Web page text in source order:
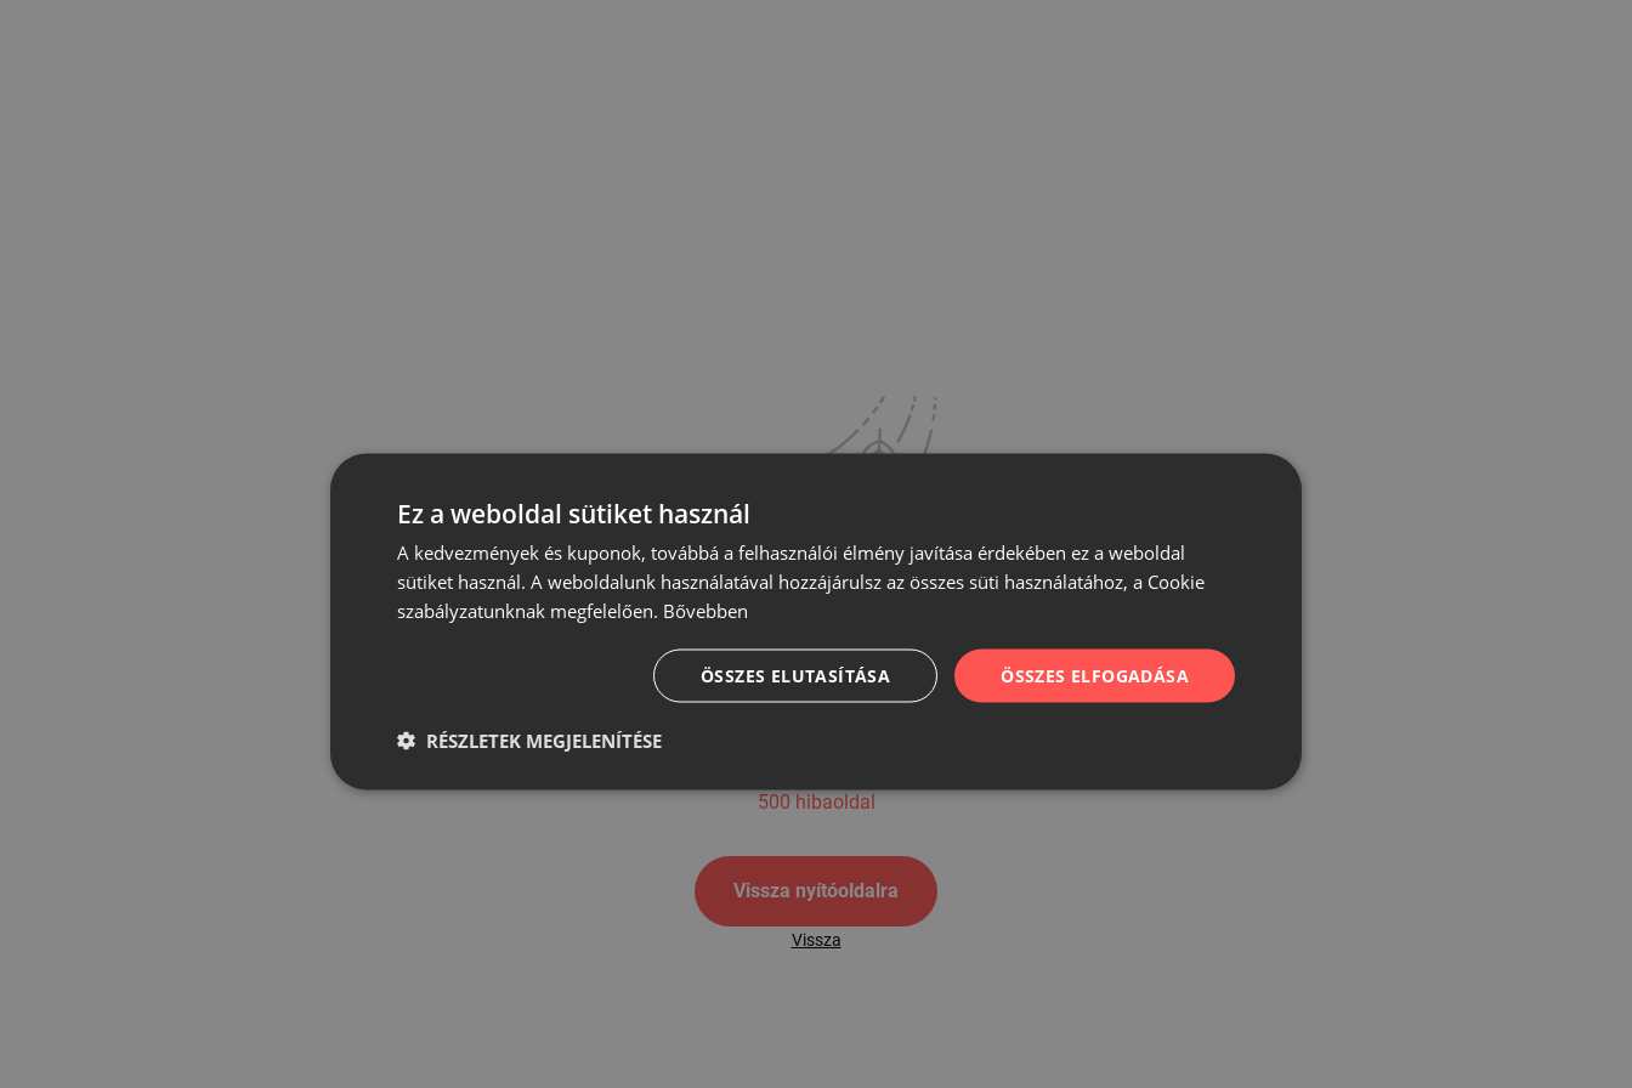
500
500 hibaoldal
Vissza nyítóoldalra
Vissza
Ez a weboldal sütiket használ
A kedvezmények és kuponok, továbbá a felhasználói élmény javítása érdekében ez a weboldal
sütiket használ. A weboldalunk használatával hozzájárulsz az összes süti használatához, a Cookie
szabályzatunknak megfelelően. Bővebben
ÖSSZES ELFOGADÁSA
ÖSSZES ELUTASÍTÁSA
RÉSZLETEK MEGJELENÍTÉSE